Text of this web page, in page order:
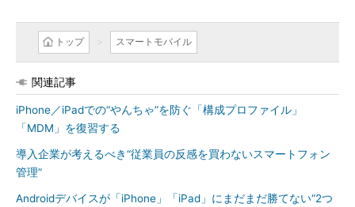
トップ スマートモバイル
関連記事
iPhone／iPadでの“やんちゃ”を防ぐ「構成プロファイル」
「MDM」を復習する
導入企業が考えるべき“従業員の反感を買わないスマートフォン
管理”
Androidデバイスが「iPhone」「iPad」にまだまだ勝てない“2つ